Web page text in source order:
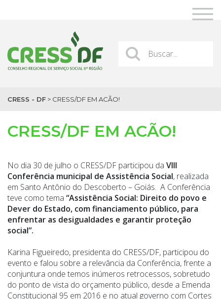
CRESS - DF > CRESS/DF EM ACÃO!
CRESS/DF EM ACÃO!
No dia 30 de julho o CRESS/DF participou da VIII
Conferência municipal de Assistência Social, realizada
em Santo Antônio do Descoberto – Goiás. A Conferência
teve como tema “Assistência Social: Direito do povo e
Dever do Estado, com financiamento público, para
enfrentar as desigualdades e garantir proteção
social”.
Karina Figueiredo, presidenta do CRESS/DF, participou do
evento e falou sobre a relevância da Conferência, frente a
conjuntura onde temos inúmeros retrocessos, sobretudo
do ponto de vista do orçamento público, desde a Emenda
Constitucional 95 em 2016 e no atual governo com Cortes